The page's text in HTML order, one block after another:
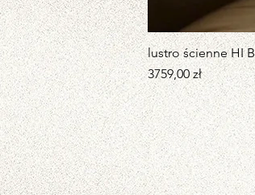
lustro ścienne HI
Cena
3759,00 zł